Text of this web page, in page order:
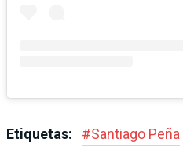
Etiquetas: #Santiago Peña